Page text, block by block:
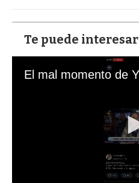
Te puede interesar